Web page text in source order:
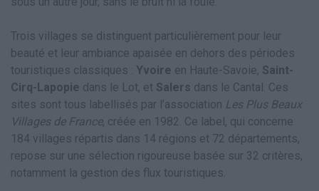
Trois villages se distinguent particulièrement pour leur
beauté et leur ambiance apaisée en dehors des périodes
touristiques classiques : Yvoire en Haute-Savoie, Saint-
Cirq-Lapopie dans le Lot, et Salers dans le Cantal. Ces
sites sont tous labellisés par l’association Les Plus Beaux
Villages de France, créée en 1982. Ce label, qui concerne
184 villages répartis dans 14 régions et 72 départements,
repose sur une sélection rigoureuse basée sur 32 critères,
notamment la gestion des flux touristiques.